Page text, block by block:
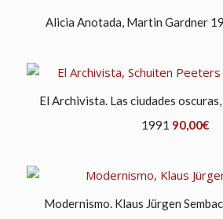
Alicia Anotada, Martin Gardner
El Archivista. Las ciudades
1991 90,00€
Modernismo. Klaus Jürgen